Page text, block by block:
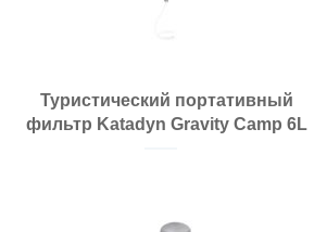
Туристический портативный
фильтр Katadyn Gravity Camp 6L